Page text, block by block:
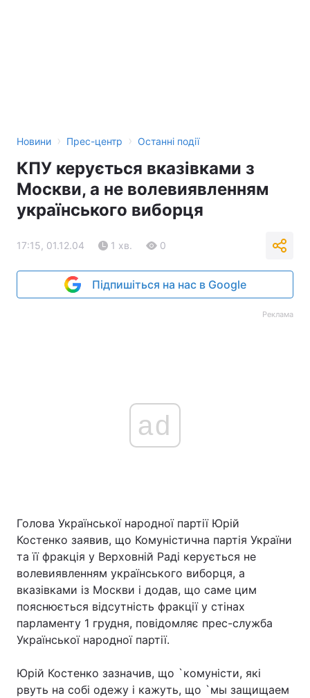
Новини › Прес-центр › Останні події
КПУ керується вказівками з
Москви, а не волевиявленням
українського виборця
17:15, 01.12.04 1 хв. 0
Підпишіться на нас в Google
Реклама
ad
Голова Української народної партії Юрій
Костенко заявив, що Комуністична партія України
та її фракція у Верховній Раді керується не
волевиявленням українського виборця, а
вказівками із Москви і додав, що саме цим
пояснюється відсутність фракції у стінах
парламенту 1 грудня, повідомляє прес-служба
Української народної партії.
Юрій Костенко зазначив, що `комуністи, які
рвуть на собі одежу і кажуть, що `мы защищаем